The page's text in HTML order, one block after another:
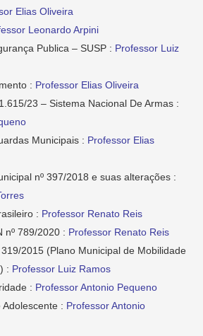
Elias Oliveira
Leonardo Arpini
Publica – SUSP : Professor Luiz
: Professor Elias Oliveira
23 – Sistema Nacional De Armas :
Municipais : Professor Elias
nº 397/2018 e suas alterações :
: Professor Renato Reis
nº 789/2020 : Professor Renato Reis
2015 (Plano Municipal de Mobilidade
: Professor Luiz Ramos
: Professor Antonio Pequeno
: Professor Antonio